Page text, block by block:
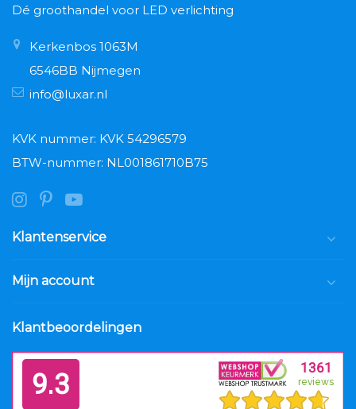
Dé groothandel voor LED verlichting
Kerkenbos 1063M
6546BB Nijmegen
info@luxar.nl
KVK nummer: KVK 54296579
BTW-nummer: NL001861710B75
Klantenservice
Mijn account
Klantbeoordelingen